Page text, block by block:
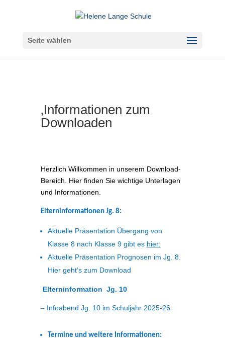
Seite wählen
‚Informationen zum
Downloaden
Herzlich Willkommen in unserem Download-
Bereich. Hier finden Sie wichtige Unterlagen
und Informationen.
Elterninformationen Jg. 8:
Aktuelle Präsentation Übergang von
Klasse 8 nach Klasse 9 gibt es hier:
Aktuelle Präsentation Prognosen im Jg. 8.
Hier geht’s zum Download
Elterninformation Jg. 10
–Infoabend Jg. 10 im Schuljahr 2025-26
Termine und weitere Informationen: